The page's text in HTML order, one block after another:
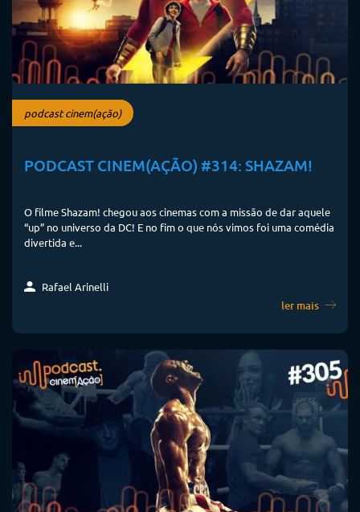
podcast cinem(ação)
PODCAST CINEM(AÇÃO) #314: SHAZAM!
O filme Shazam! chegou aos cinemas com a missão de dar aquele
“up” no universo da DC! E no fim o que nós vimos foi uma comédia
divertida e...
Rafael Arinelli
ler mais